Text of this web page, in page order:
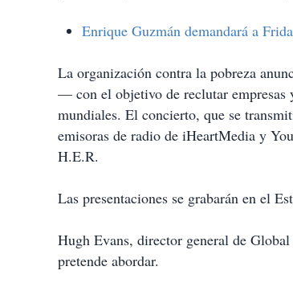
Enrique Guzmán demandará a
La organización contra la pobreza
— con el objetivo de reclutar empresas
mundiales. El concierto, que se
emisoras de radio de iHeartMedia y
H.E.R.
Las presentaciones se grabarán en el
Hugh Evans, director general de
pretende abordar.